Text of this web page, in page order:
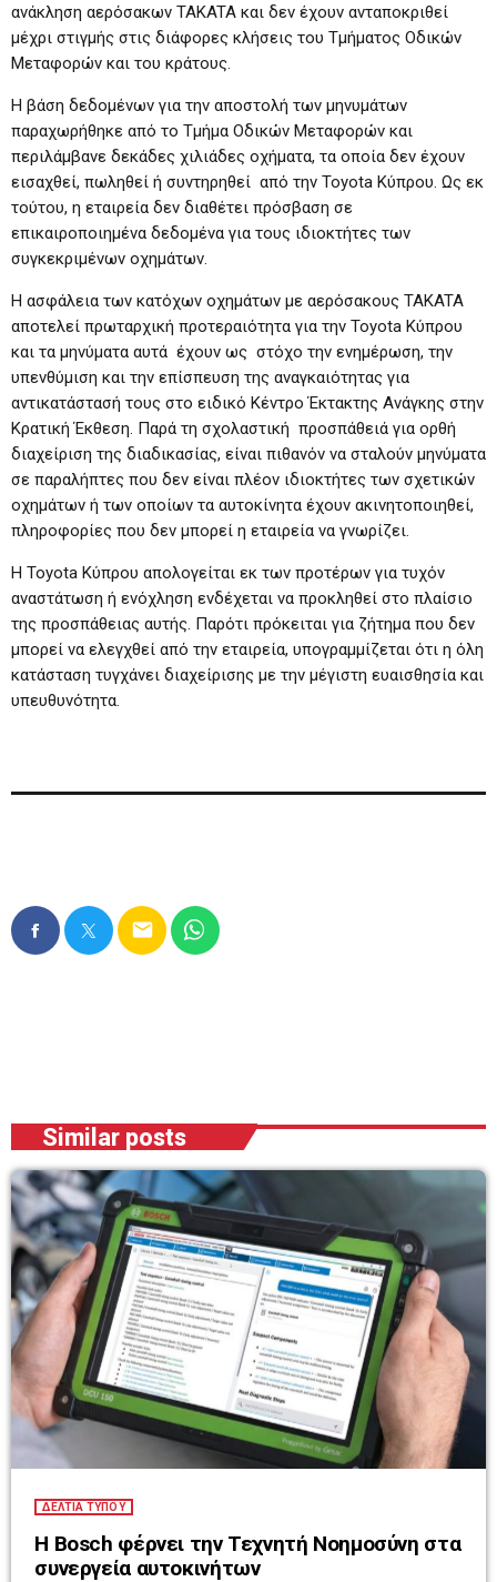
ανάκληση αερόσακων TAKATA και δεν έχουν ανταποκριθεί
μέχρι στιγμής στις διάφορες κλήσεις του Τμήματος Οδικών
Μεταφορών και του κράτους.
Η βάση δεδομένων για την αποστολή των μηνυμάτων
παραχωρήθηκε από το Τμήμα Οδικών Μεταφορών και
περιλάμβανε δεκάδες χιλιάδες οχήματα, τα οποία δεν έχουν
εισαχθεί, πωληθεί ή συντηρηθεί από την Toyota Κύπρου. Ως εκ
τούτου, η εταιρεία δεν διαθέτει πρόσβαση σε
επικαιροποιημένα δεδομένα για τους ιδιοκτήτες των
συγκεκριμένων οχημάτων.
Η ασφάλεια των κατόχων οχημάτων με αερόσακους TAKATA
αποτελεί πρωταρχική προτεραιότητα για την Toyota Κύπρου
και τα μηνύματα αυτά έχουν ως στόχο την ενημέρωση, την
υπενθύμιση και την επίσπευση της αναγκαιότητας για
αντικατάστασή τους στο ειδικό Κέντρο Έκτακτης Ανάγκης στην
Κρατική Έκθεση. Παρά τη σχολαστική προσπάθειά για ορθή
διαχείριση της διαδικασίας, είναι πιθανόν να σταλούν μηνύματα
σε παραλήπτες που δεν είναι πλέον ιδιοκτήτες των σχετικών
οχημάτων ή των οποίων τα αυτοκίνητα έχουν ακινητοποιηθεί,
πληροφορίες που δεν μπορεί η εταιρεία να γνωρίζει.
Η Toyota Κύπρου απολογείται εκ των προτέρων για τυχόν
αναστάτωση ή ενόχληση ενδέχεται να προκληθεί στο πλαίσιο
της προσπάθειας αυτής. Παρότι πρόκειται για ζήτημα που δεν
μπορεί να ελεγχθεί από την εταιρεία, υπογραμμίζεται ότι η όλη
κατάσταση τυγχάνει διαχείρισης με την μέγιστη ευαισθησία και
υπευθυνότητα.
email
Similar posts
ΔΕΛΤΙΑ ΤΥΠΟΥ
Η Bosch φέρνει την Τεχνητή Νοημοσύνη στα
συνεργεία αυτοκινήτων